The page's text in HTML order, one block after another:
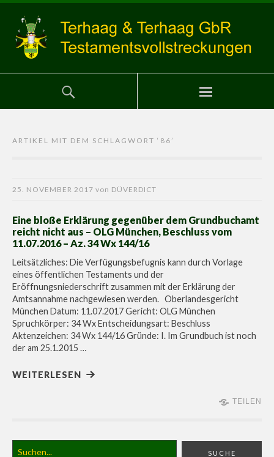
ARTIKEL MIT DEM SCHLAGWORT ‘ 86 ’
25. NOVEMBER 2017 von DÜVERDICT
Eine bloße Erklärung gegenüber dem Grundbuchamt
reicht nicht aus – OLG München, Beschluss vom
11.07.2016 – Az. 34 Wx 144/16
Leitsätzliches: Die Verfügungsbefugnis kann durch Vorlage
eines öffentlichen Testaments und der
Eröffnungsniederschrift zusammen mit der Erklärung der
Amtsannahme nachgewiesen werden. Oberlandesgericht
München Datum: 11.07.2017 Gericht: OLG München
Spruchkörper: 34 Wx Entscheidungsart: Beschluss
Aktenzeichen: 34 Wx 144/16 Gründe: I. Im Grundbuch ist noch
der am 25.1.2015 …
WEITERLESEN
TEILEN